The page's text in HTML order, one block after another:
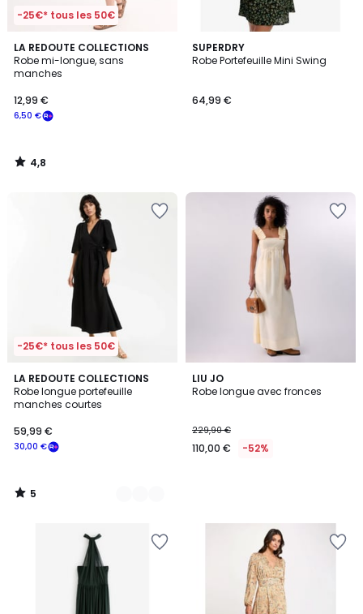
-25€* tous les 50€
LA REDOUTE COLLECTIONS
Robe mi-longue, sans
manches
6,50 €
12,99 €
4,8
/ 5
4,8
/
SUPERDRY
Robe Portefeuille Mini Swing
64,99 €
-25€* tous les 50€
LA REDOUTE COLLECTIONS
Robe longue portefeuille
manches courtes
30,00 €
59,99 €
5
/
5
2
Couleurs
5
/
LIU JO
Robe longue avec fronces
229,90 €
110,00 € -52%